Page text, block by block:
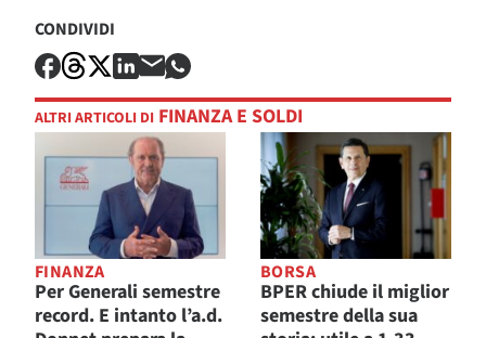
CONDIVIDI
ALTRI ARTICOLI DI FINANZA E SOLDI
FINANZA
Per Generali semestre
record. E intanto l’a.d.
BORSA
BPER chiude il miglior
semestre della sua